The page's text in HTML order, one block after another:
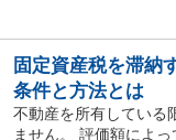
固定資産税を滞納
条件と方法とは
不動産を所有している
ません。 評価額によ